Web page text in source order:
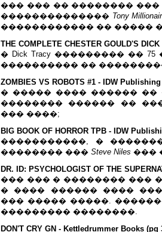
��� ��� �� �������� ���
�������������� Tony
������������ �� �����
THE COMPLETE CHESTER GOULD'S
� Dick Tracy ��������� ��
���������� ��
ZOMBIES VS ROBOTS #1 - IDW
� ����� ���� ������
�������� ������ ��
��� ����;
BIG BOOK OF HORROR TPB - IDW
�����������, �
�������� ��� Steve Niles ���
DR. ID: PSYCHOLOGIST OF THE
��� ��� � �������� ���
� ���� ������ ����
��� ����� �����.
��������� ��������.
DON'T CRY GN - Kettledrummer Books (pg